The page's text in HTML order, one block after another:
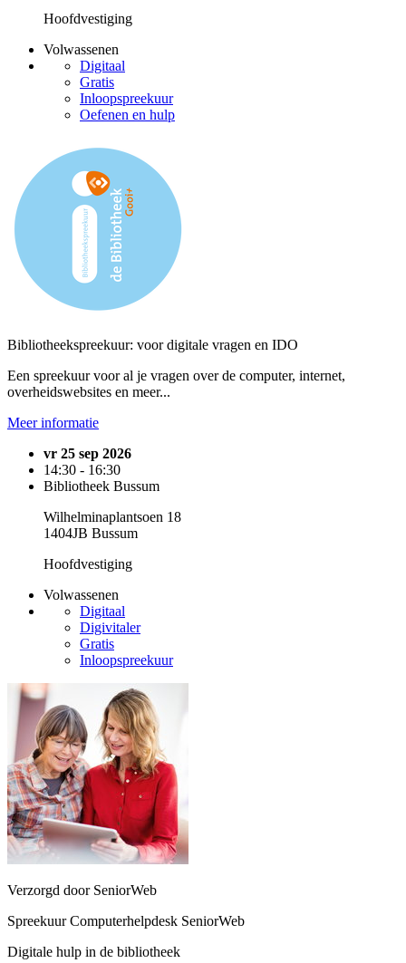
Hoofdvestiging
Volwassenen
Digitaal
Gratis
Inloopspreekuur
Oefenen en hulp
Bibliotheekspreekuur: voor digitale vragen en IDO
Een spreekuur voor al je vragen over de computer, internet,
overheidswebsites en meer...
Meer informatie
vr 25 sep 2026
14:30 - 16:30
Bibliotheek Bussum
Wilhelminaplantsoen 18
1404JB Bussum
Hoofdvestiging
Volwassenen
Digitaal
Digivitaler
Gratis
Inloopspreekuur
Verzorgd door SeniorWeb
Spreekuur Computerhelpdesk SeniorWeb
Digitale hulp in de bibliotheek